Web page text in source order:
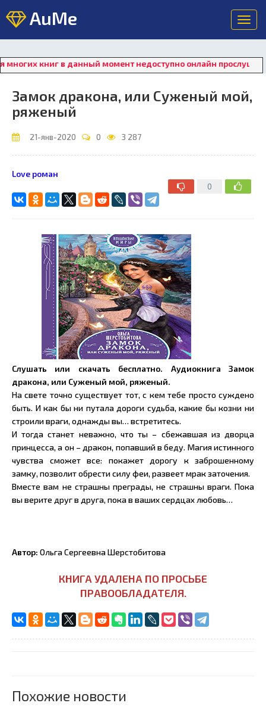
AuMe
книг в данный момент недоступно онлайн
Замок дракона, или Суженый мой,
ряженый
21-янв-2020 0 3 287
0
Love роман
Слушать или скачать бесплатно. Аудиокнига Замок
дракона, или Суженый мой, ряженый.
На свете точно существует тот, с кем тебе просто суждено
быть. И как бы ни путала дороги судьба, какие бы козни ни
строили враги, однажды вы… встретитесь.
И тогда станет неважно, что ты – сбежавшая из дворца
принцесса, а он – дракон, попавший в беду. Магия истинного
чувства сможет все: покажет дорогу к заброшенному
замку, позволит обрести силу феи, развеет мрак заточения.
Вместе вам не страшны преграды, не страшны враги. Пока
вы верите друг в друга, пока в ваших сердцах любовь…
Автор: Ольга Сергеевна Шерстобитова
КНИГА УДАЛЕНА ПО ПРОСЬБЕ
ПРАВООБЛАДАТЕЛЯ.
Похожие новости